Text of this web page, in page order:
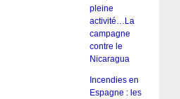
pleine
activité…La
campagne
contre le
Nicaragua
Incendies en
Espagne : les